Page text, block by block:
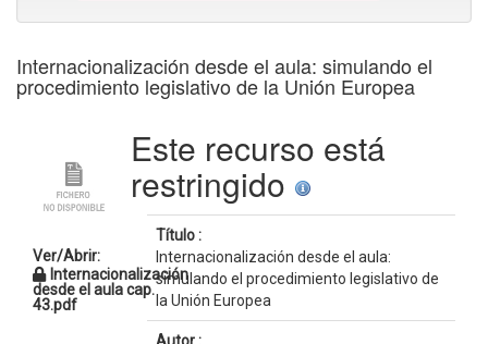
Internacionalización desde el aula: simulando el
procedimiento legislativo de la Unión Europea
Ver/Abrir:
Internacionalización
desde el aula cap.
43.pdf
Este recurso está
restringido
Título :
Internacionalización desde el aula:
simulando el procedimiento legislativo de
la Unión Europea